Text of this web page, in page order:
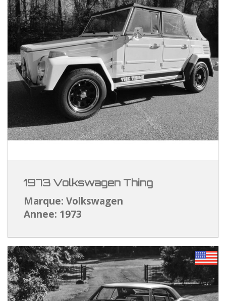
1973 Volkswagen Thing
Marque: Volkswagen
Annee: 1973